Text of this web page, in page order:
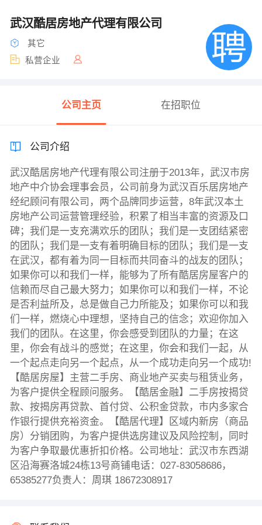
武汉酷居房地产代理有限公司
其它
私营企业
公司主页 在招职位
公司介绍
武汉酷居房地产代理有限公司注册于2013年，武汉市房
地产中介协会理事会员，公司前身为武汉百乐居房地产
经纪顾问有限公司，两个品牌同步运营，8年武汉本土
房地产公司运营管理经验，积累了相当丰富的资源及口
碑；我们是一支充满欢乐的团队；我们是一支团结紧密
的团队；我们是一支有着明确目标的团队；我们是一支
在武汉，都有着为同一目标而共同奋斗的战友的团队；
如果你可以和我们一样，能够为了所有酷居房屋客户的
信赖而尽自己最大努力；如果你可以和我们一样，不论
是否利益所及，总是做自己力所能及；如果你可以和我
们一样，燃烧心中理想，坚持自己的信念；欢迎你加入
我们的团队。在这里，你会感受到团队的力量；在这
里，你会有战斗的感觉；在这里，你会和我们一起，从
一个起点走向另一个起点，从一个成功走向另一个成功!
【酷居房屋】主营二手房、商业地产买卖与租赁业务，
为客户提供全程顾问服务。【酷居金融】二手房按揭贷
款、按揭房再贷款、首付贷、公积金贷款，市内多家合
作银行提供充裕资金。【酷居代理】区域内新房（商品
房）分销团购，为客户提供选房建议及风险控制，同时
为客户争取最优惠折扣价格。公司地址：武汉市东西湖
区沿海赛洛城24栋13号商铺电话：027-83058686，
65385277负责人：周琪 18672308917